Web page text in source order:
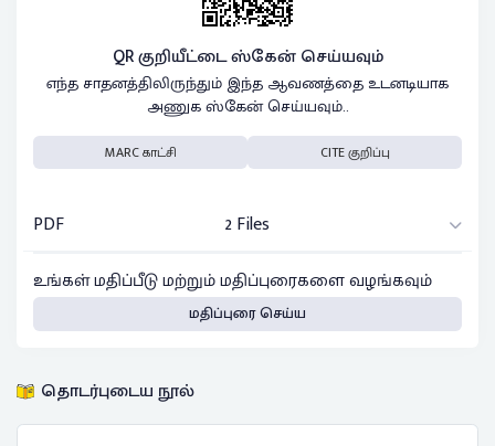
QR குறியீட்டை ஸ்கேன் செய்யவும்
எந்த சாதனத்திலிருந்தும் இந்த ஆவணத்தை உடனடியாக
அணுக ஸ்கேன் செய்யவும்..
MARC காட்சி CITE குறிப்பு
PDF
2 Files
உங்கள் மதிப்பீடு மற்றும் மதிப்புரைகளை வழங்கவும்
மதிப்புரை செய்ய
தொடர்புடைய நூல்